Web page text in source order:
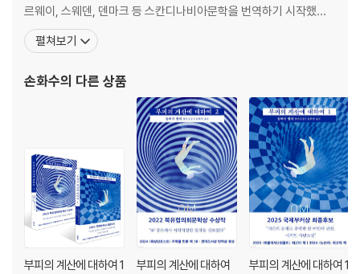
르웨이, 스웨덴, 덴마크 등 스칸디나비아문학을 번역하기 시작했다.
2012년에는 노르웨이번역인협회 회원(MNO)이 되었고, 2012년과
2014년에 노르웨이문학번역원(NORLA)에서 수여하는 번역가상
서 수여하는 감사장을 받았고, 2021년에는 스타인셰
펼쳐보기
손화수의 다른 상품
부피의 계산에 대하여 1
부피의 계산에 대하여
부피의 계산에 대하여 1